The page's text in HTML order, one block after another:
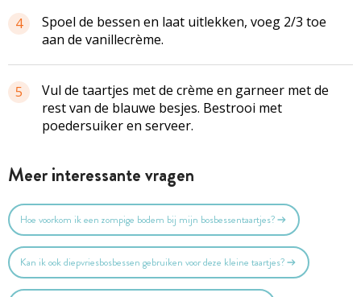
4
Spoel de bessen en laat uitlekken, voeg 2/3 toe
aan de vanillecrème.
5
Vul de taartjes met de crème en garneer met de
rest van de blauwe besjes. Bestrooi met
poedersuiker en serveer.
Meer interessante vragen
Hoe voorkom ik een zompige bodem bij mijn bosbessentaartjes?
Kan ik ook diepvriesbosbessen gebruiken voor deze kleine taartjes?